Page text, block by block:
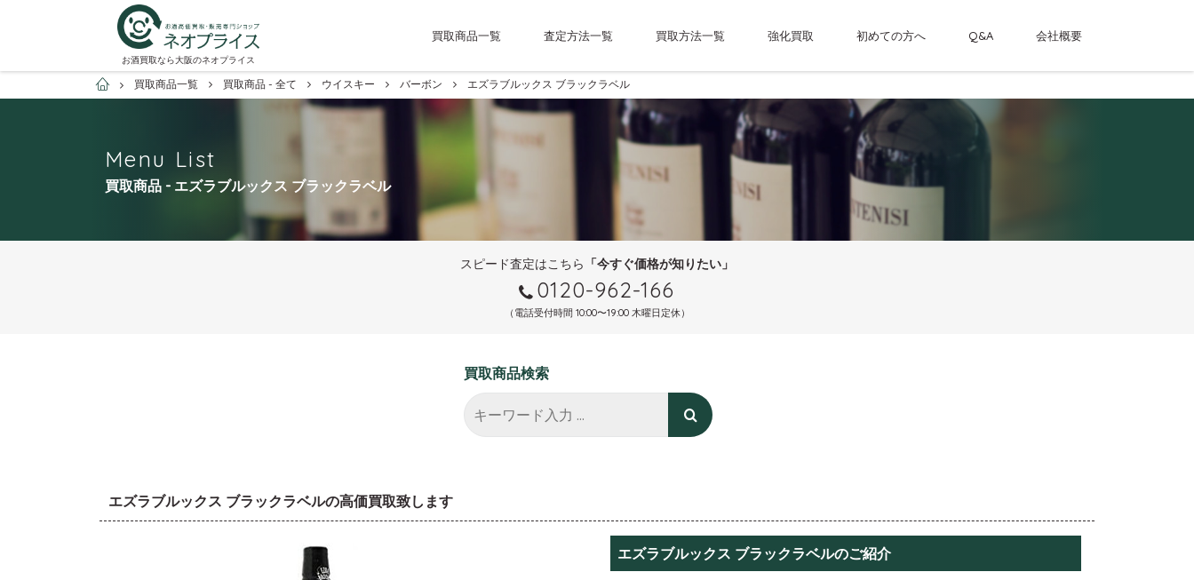
お酒買取なら大阪のネオプライス
買取商品一覧 査定方法一覧 買取方法一覧 強化買取 初めての方へ Q&A 会社概要
お酒買取専門店ネオプライス
買取商品一覧 買取商品 - 全て ウイスキー バーボン エズラブルックス ブラックラベル
Menu List
買取商品 - エズラブルックス ブラックラベル
スピード査定はこちら 「今すぐ価格が知りたい」
0120-962-166
（電話受付時間 10:00〜19:00 木曜日定休）
買取商品検索
エズラブルックス ブラックラベルの高価買取致します
エズラブルックス ブラックラベルのご紹介